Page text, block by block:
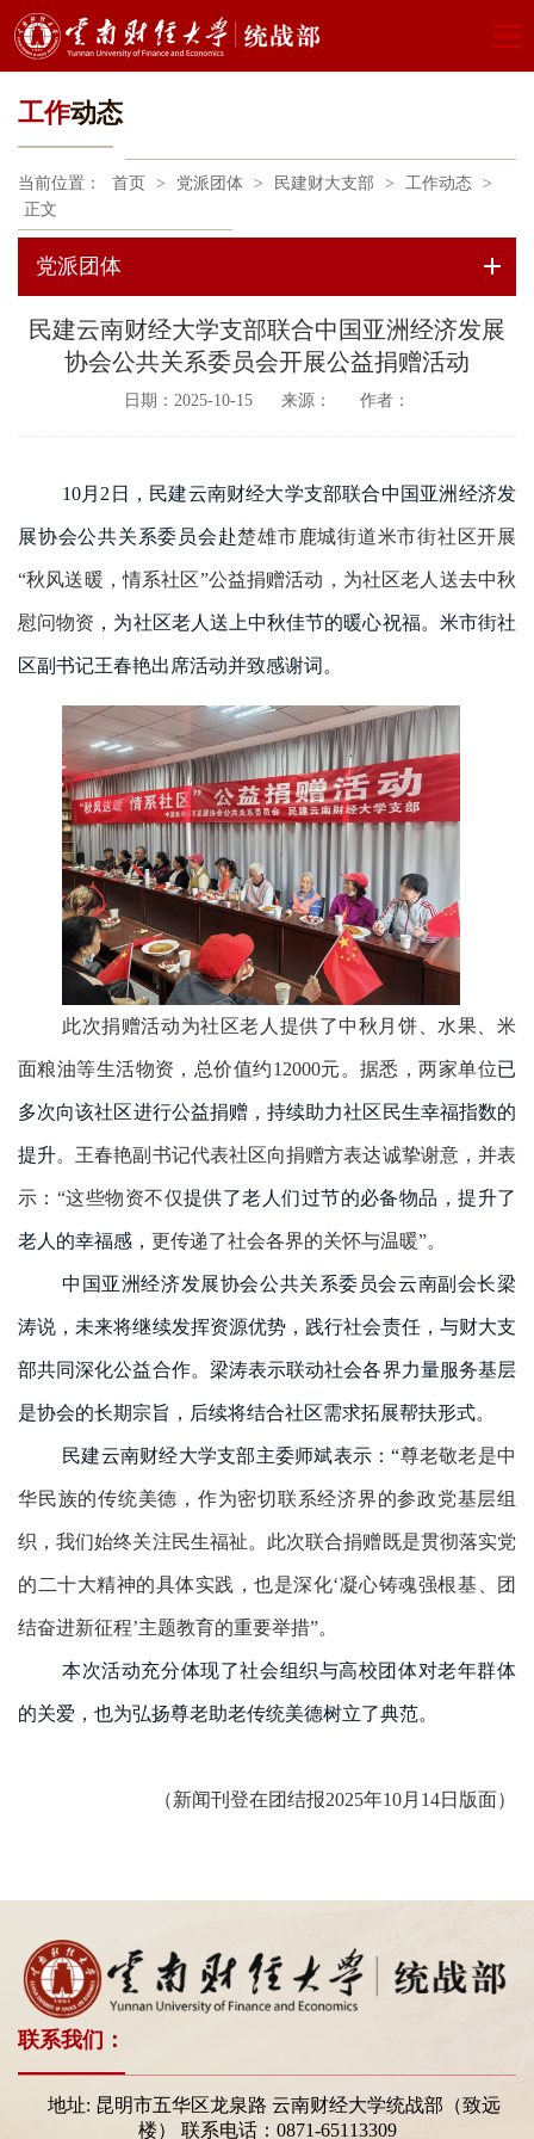
工作动态
当前位置： 首页 > 党派团体 > 民建财大支部 > 工作动态 >
正文
党派团体
民建云南财经大学支部联合中国亚洲经济发展
协会公共关系委员会开展公益捐赠活动
日期：2025-10-15 来源： 作者：
10月2日，民建云南财经大学支部联合中国亚洲经济发
展协会公共关系委员会赴楚雄市鹿城街道米市街社区开展
“秋风送暖，情系社区”公益捐赠活动，为社区老人送去中秋
慰问物资 ， 为社区老人送上中秋佳节的暖心祝福。米市街社
区副书记王春艳出席活动并致感谢词。
此次捐赠活动为社区老人提供了中秋月饼、水果、米
面粮油等生活物资，总价值约12000元。据悉，两家单位已
多次向该社区进行公益捐赠，持续助力社区民生幸福指数的
提升。王春艳副书记代表社区向捐赠方表达诚挚谢意，并表
示： “这些物资不仅提供了老人们过节的必备物品 ，提升了
老人的幸福感， 更传递了社会各界的关怀与温暖”。
中国亚洲经济发展协会公共关系委员会云南副会长梁
涛说 ，未来将继续发挥资源优势，践行社会责任，与财大支
部共同深化公益合作。 梁涛表示联动社会各界力量服务基层
是协会的长期宗旨，后续将结合社区需求拓展帮扶形式。
民建云南财经大学支部主委师斌表示：“尊老敬老是中
华民族的传统美德，作为密切联系经济界的参政党基层组
织，我们始终关注民生福祉。此次联合捐赠既是贯彻落实党
的二十大精神的具体实践，也是深化‘凝心铸魂强根基、团
结奋进新征程’主题教育的重要举措”。
本次活动充分体现了社会组织与高校团体对老年群体
的关爱，也为弘扬尊老助老传统美德树立了典范。
（新闻刊登在团结报2025年10月14日版面）
联系我们：
地址: 昆明市五华区龙泉路 云南财经大学统战部（致远
楼） 联系电话：0871-65113309